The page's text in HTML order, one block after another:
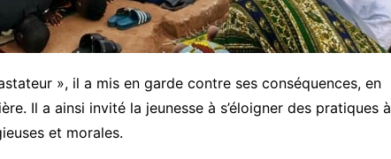
», il a mis en garde contre ses conséquences, en
Il a ainsi invité la jeunesse à s’éloigner des pratiques à
et morales.